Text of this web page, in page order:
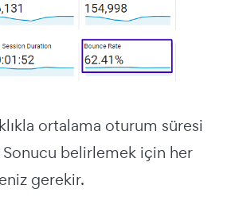
ortalama oturum süresi
belirlemek için her
gerekir.